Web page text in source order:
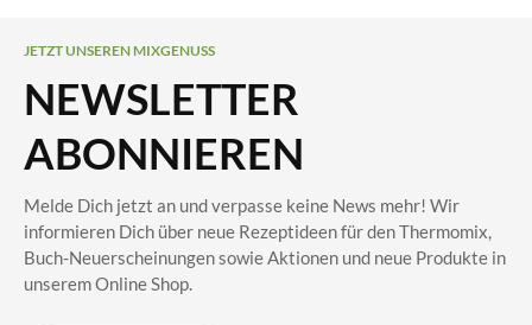
JETZT UNSEREN MIXGENUSS
NEWSLETTER
ABONNIEREN
Melde Dich jetzt an und verpasse keine News mehr! Wir
informieren Dich über neue Rezeptideen für den Thermomix,
Buch-Neuerscheinungen sowie Aktionen und neue Produkte in
unserem Online Shop.